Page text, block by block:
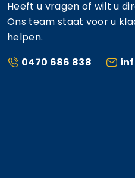
Heeft u vragen of wilt u
Ons team staat voor u
helpen.
0470 686 838